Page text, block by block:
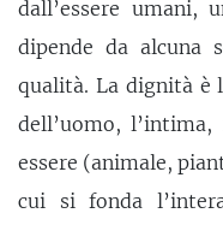
dall’essere umani,
dipende da alcuna
qualità. La dignità è
dell’uomo,
essere (animale,
cui si fonda